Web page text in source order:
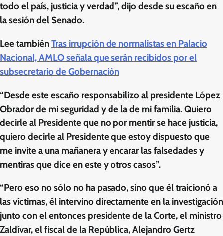
todo el país, justicia y verdad”, dijo desde su escaño en
la sesión del Senado.
Lee tambiénTras irrupción de normalistas en Palacio
Nacional, AMLO señala que serán recibidos por el
subsecretario de Gobernación
“Desde este escaño responsabilizo al presidente López
Obrador de mi seguridad y de la de mi familia. Quiero
decirle al Presidente que no por mentir se hace justicia,
quiero decirle al Presidente que estoy dispuesto que
me invite a una mañanera y encarar las falsedades y
mentiras que dice en este y otros casos”.
“Pero eso no sólo no ha pasado, sino que él traicionó a
las víctimas, él intervino directamente en la investigación
junto con el entonces presidente de la Corte, el ministro
Zaldívar, el fiscal de la República, Alejandro Gertz